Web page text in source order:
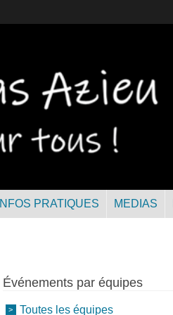
INFOS PRATIQUES MEDIAS
Événements par équipes
Toutes les équipes